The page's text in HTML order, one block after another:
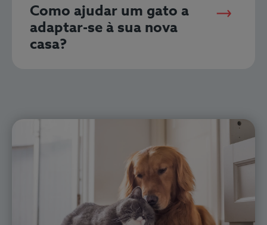
Como ajudar um gato a
adaptar-se à sua nova
casa?